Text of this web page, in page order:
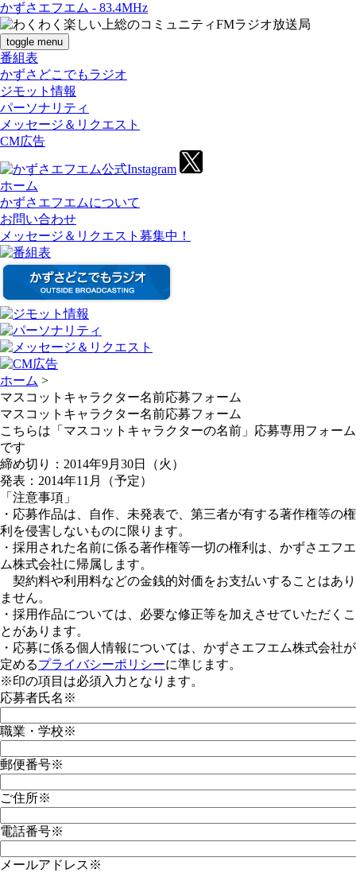
かずさエフエム - 83.4MHz
toggle menu
番組表
かずさどこでもラジオ
ジモット情報
パーソナリティ
メッセージ＆リクエスト
CM広告
ホーム
かずさエフエムについて
お問い合わせ
メッセージ＆リクエスト募集中！
ホーム >
マスコットキャラクター名前応募フォーム
マスコットキャラクター名前応募フォーム
こちらは「マスコットキャラクターの名前」応募専用フォーム
です
締め切り：2014年9月30日（火）
発表：2014年11月（予定）
「注意事項」
・応募作品は、自作、未発表で、第三者が有する著作権等の権
利を侵害しないものに限ります。
・採用された名前に係る著作権等一切の権利は、かずさエフエ
ム株式会社に帰属します。
契約料や利用料などの金銭的対価をお支払いすることはあり
ません。
・採用作品については、必要な修正等を加えさせていただくこ
とがあります。
・応募に係る個人情報については、かずさエフエム株式会社が
定めるプライバシーポリシーに準じます。
※印の項目は必須入力となります。
応募者氏名 ※
職業・学校※
郵便番号※
ご住所※
電話番号※
メールアドレス ※